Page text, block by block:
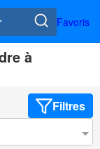
Favoris
à
Filtres